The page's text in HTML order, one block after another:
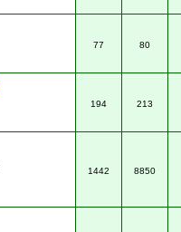
77 80
194 213
1442 8850